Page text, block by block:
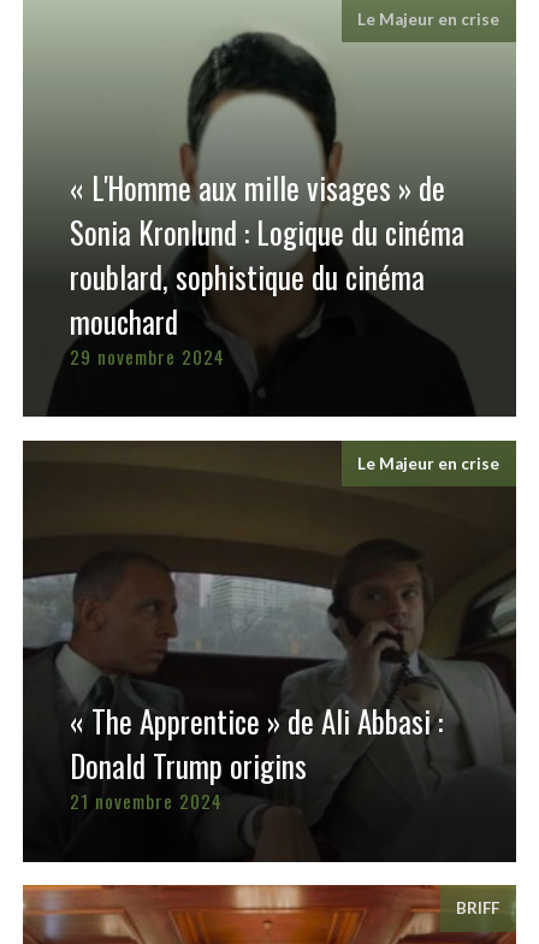
Le Majeur en crise
« L'Homme aux mille visages » de
Sonia Kronlund : Logique du cinéma
roublard, sophistique du cinéma
mouchard
29 novembre 2024
Le Majeur en crise
« The Apprentice » de Ali Abbasi :
Donald Trump origins
21 novembre 2024
BRIFF